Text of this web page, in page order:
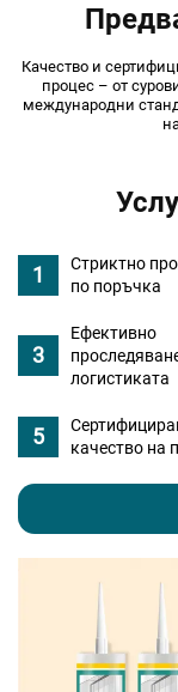
Качество и
процес – от
международни
Стриктно
по поръчка
Ефективно
логистиката
качество на